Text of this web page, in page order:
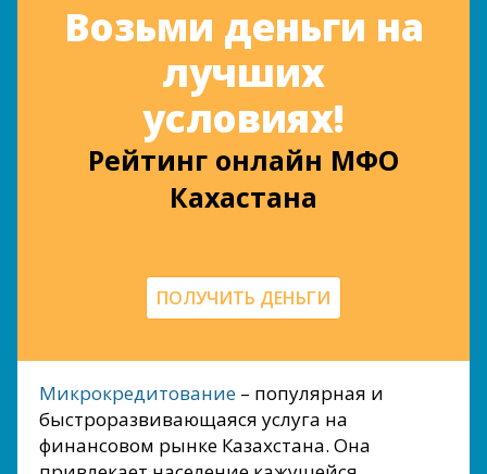
Возьми деньги на
лучших
условиях!
Рейтинг онлайн МФО
Кахастана
ПОЛУЧИТЬ ДЕНЬГИ
Микрокредитование – популярная и
быстроразвивающаяся услуга на
финансовом рынке Казахстана. Она